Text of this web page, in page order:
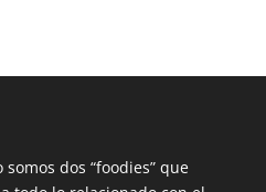
somos dos “foodies” que